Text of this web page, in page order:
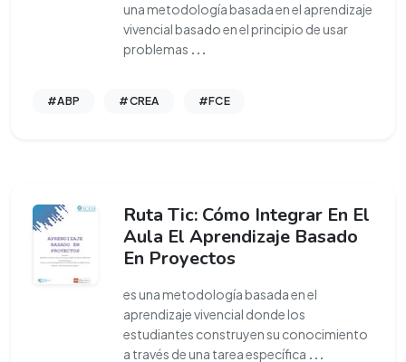
una metodología basada en el aprendizaje
vivencial basado en el principio de usar
problemas ...
#ABP #CREA #FCE
Ruta Tic: Cómo Integrar En El
Aula El Aprendizaje Basado
En Proyectos
es una metodología basada en el
aprendizaje vivencial donde los
estudiantes construyen su conocimiento
a través de una tarea específica ...